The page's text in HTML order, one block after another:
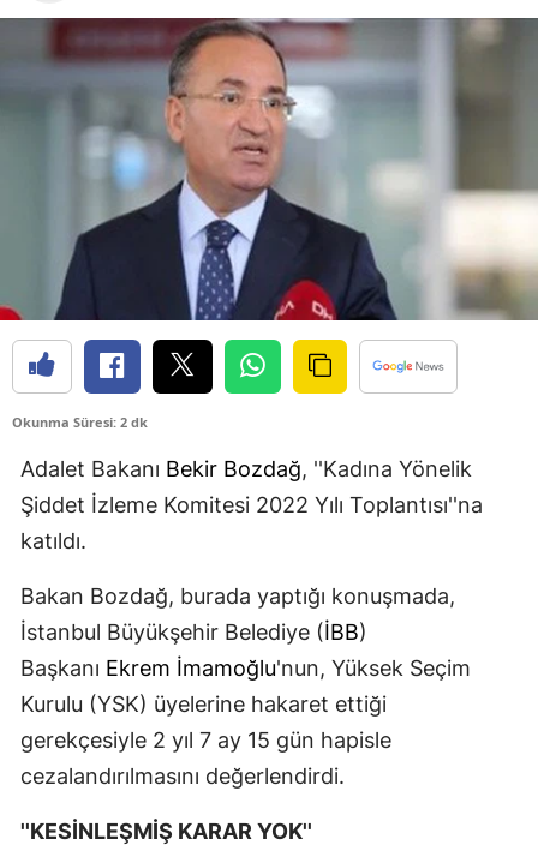
Burdur
Çankırı
Çorum
Diyarbakır
Elazığ
Eskişehir
Gaziantep
Giresun
Okunma Süresi: 2 dk
Adalet Bakanı Bekir Bozdağ, ''Kadına Yönelik
Şiddet İzleme Komitesi 2022 Yılı Toplantısı''na
katıldı.
Bakan Bozdağ, burada yaptığı konuşmada,
İstanbul Büyükşehir Belediye (İBB)
Başkanı Ekrem İmamoğlu'nun, Yüksek Seçim
Kurulu (YSK) üyelerine hakaret ettiği
gerekçesiyle 2 yıl 7 ay 15 gün hapisle
cezalandırılmasını değerlendirdi.
''KESİNLEŞMİŞ KARAR YOK''